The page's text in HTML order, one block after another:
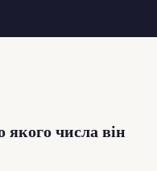
якого числа він